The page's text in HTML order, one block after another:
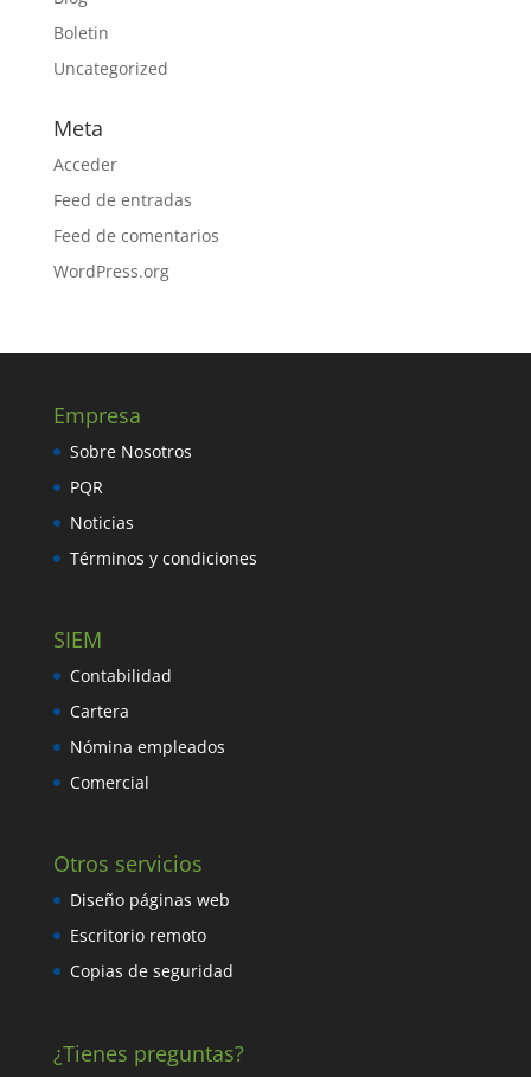
Boletin
Uncategorized
Meta
Acceder
Feed de entradas
Feed de comentarios
WordPress.org
Empresa
Sobre Nosotros
PQR
Noticias
Términos y condiciones
SIEM
Contabilidad
Cartera
Nómina empleados
Comercial
Otros servicios
Diseño páginas web
Escritorio remoto
Copias de seguridad
¿Tienes preguntas?